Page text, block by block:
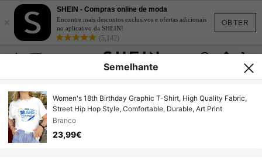
OBTER
×
SHEIN - Compras online de moda
Encontre mais descontos exclusivos e ofertas adicionais
no aplicativo da SHEIN!
(5,142)
Semelhante
Women's 18th Birthday Graphic T-Shirt, High Quality Fabric,
Street Hip Hop Style, Comfortable, Durable, Art Print
Branco
23,99€